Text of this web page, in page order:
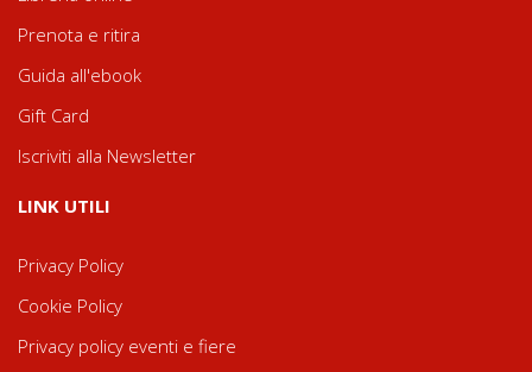
Prenota e ritira
Guida all'ebook
Gift Card
Iscriviti alla Newsletter
LINK UTILI
Privacy Policy
Cookie Policy
Privacy policy eventi e fiere